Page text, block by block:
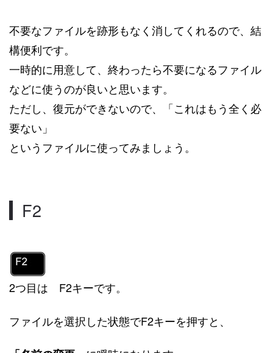
不要なファイルを跡形もなく消してくれるので、結
構便利です。
一時的に用意して、終わったら不要になるファイル
などに使うのが良いと思います。
ただし、復元ができないので、「これはもう全く必
要ない」
というファイルに使ってみましょう。
F2
2つ目は F2キーです。
ファイルを選択した状態でF2キーを押すと、